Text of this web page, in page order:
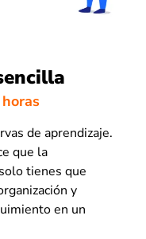
de aprendizaje.
que la
tienes que
y
en un